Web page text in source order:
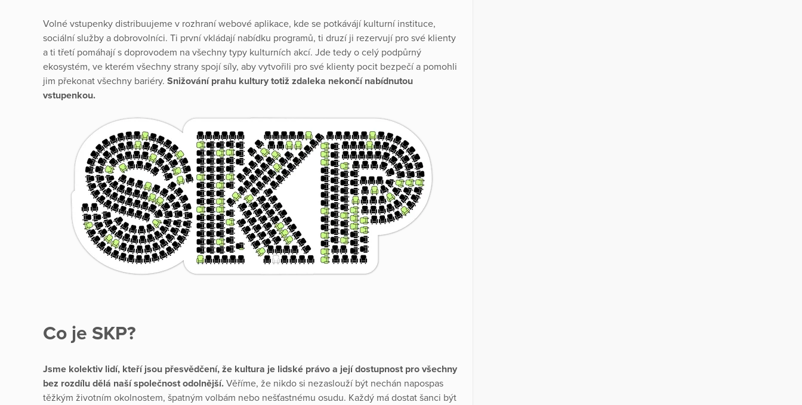
Volné vstupenky distribuujeme v rozhraní webové aplikace, kde se potkávájí kulturní instituce,
sociální služby a dobrovolníci. Ti první vkládají nabídku programů, ti druzí ji rezervují pro své klienty
a ti třetí pomáhají s doprovodem na všechny typy kulturních akcí. Jde tedy o celý podpůrný
ekosystém, ve kterém všechny strany spojí síly, aby vytvořili pro své klienty pocit bezpečí a pomohli
jim překonat všechny bariéry. Snižování prahu kultury totiž zdaleka nekončí nabídnutou
vstupenkou.
Co je SKP?
Jsme kolektiv lidí, kteří jsou přesvědčení, že kultura je lidské právo a její dostupnost pro všechny
bez rozdílu dělá naší společnost odolnější. Věříme, že nikdo si nezaslouží být nechán napospas
těžkým životním okolnostem, špatným volbám nebo nešťastnému osudu. Každý má dostat šanci být